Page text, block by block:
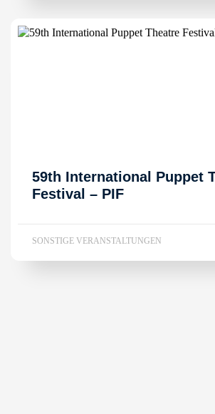
59th International Puppet
Festival – PIF
SONSTIGE VERANSTALTUNGEN